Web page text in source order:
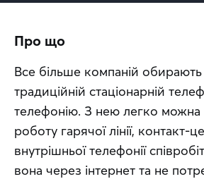
Про що
Все більше компаній обирають
традиційній стаціонарній
телефонію. З нею легко можна
роботу гарячої лінії, контакт-
внутрішньої телефонії
вона через інтернет та не